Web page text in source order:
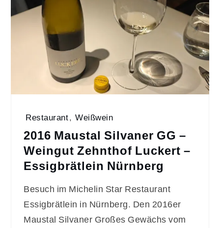
Restaurant, Weißwein
2016 Maustal Silvaner GG –
Weingut Zehnthof Luckert –
Essigbrätlein Nürnberg
Besuch im Michelin Star Restaurant
Essigbrätlein in Nürnberg. Den 2016er
Maustal Silvaner Großes Gewächs vom